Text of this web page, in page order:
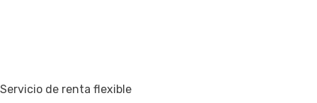
Servicio de renta flexible